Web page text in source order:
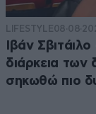
LIFESTYLE
Ιβάν
διάρκεια
σηκωθώ πιο